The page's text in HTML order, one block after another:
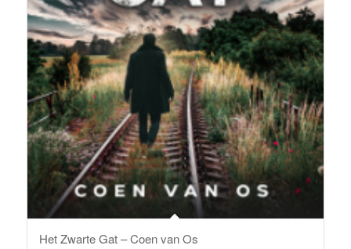
Het Zwarte Gat – Coen van Os